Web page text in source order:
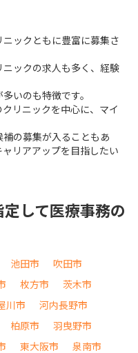
ックともに豊富に募集さ
ックの求人も多く、経験
いのも特徴です。
リニックを中心に、マイ
の募集が入ることもあ
リアアップを目指したい
して医療事務の
池田市
吹田市
枚方市
茨木市
川市
河内長野市
柏原市
羽曳野市
東大阪市 泉南市